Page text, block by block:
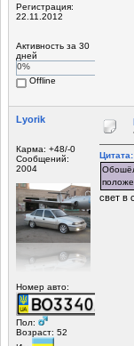
Регистрация:
22.11.2012
Активность за 30
дней
0%
Offline
Lyorik
Карма: +48/-0
Сообщений:
2004
Номер авто:
Пол:
Возраст: 52
свет в